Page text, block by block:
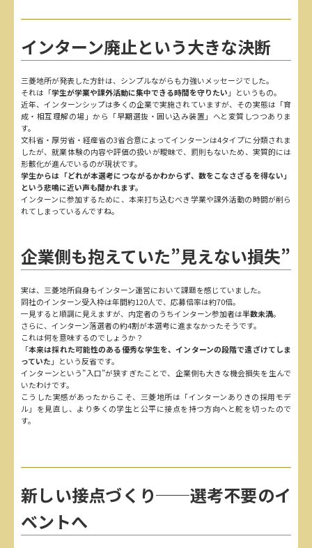
インターン廃止という大きな決断
三菱地所が発表した方針は、シンプルながらも力強いメッセージでした。
それは「学生が学業や課外活動に集中できる時間を守りたい 」というもの。
近年、インターンシップは多くの企業で実施されていますが、その実態は「育
成・相互理解の場」から「早期選抜・囲い込み装置」へと変質しつつありま
す。
文科省・厚労省・経産省の3省合意によってインターンは4タイプに分類されま
したが、就業体験の内容や評価の扱いが曖昧で、罰則もないため、実質的には
形骸化が進んでいるのが現状です。
学生からは「どれが本選考につながるかわからず、数をこなさざるを得ない」
という悲鳴に近い声も聞かれます。
インターンに参加するために、本来打ち込むべき学業や課外活動の時間が削ら
れてしまっているんですね。
企業側も抱えていた”見えない損失”
実は、三菱地所自身もインターン運営において課題を感じていました。
同社のインターン受入枠は年間約120人で、応募倍率は約70倍。
一見すると順調に見えますが、内定者のうちインターン参加者は半数未満。
さらに、インターン落選者の約4割が本選考に進まなかったそうです。
これは何を意味するのでしょうか？
「本来は採れた可能性のある優秀な学生を、インターンの段階で遠ざけてしま
っていた 」という反省です。
インターンという”入口”が狭すぎたことで、企業側も大きな機会損失を生んで
いたわけです。
こうした実感があったからこそ、三菱地所は「インターンありきの採用モデ
ル」を見直し、より多くの学生と公平に接点を持つ方向へと舵を切ったので
す。
新しい接点づくり──選考不要のイ
ベントへ